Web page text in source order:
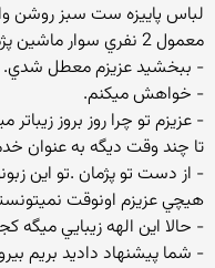
لباس پاييزه ست سبز روشن
معمول 2 نفري سوار ماشين پژمان شدند.
- ببخشيد عزيزم معطل شدي.
- خواهش ميكنم.
- عزيزم تو چرا روز بروز
تا چند وقت ديگه به عنوان
- از دست تو پژمان .تو اين
هيچي عزيزم اونوقت
- حالا اين الهه زيبايي ميگه
- شما پيشنهاد داديد بريم